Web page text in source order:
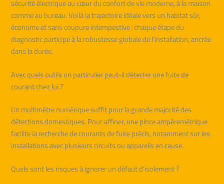
sécurité électrique au cœur du confort de vie moderne, à la maison
comme au bureau. Voilà la trajectoire idéale vers un habitat sûr,
économe et sans coupure intempestive : chaque étape du
diagnostic participe à la robustesse globale de l’installation, ancrée
dans la durée.
Avec quels outils un particulier peut-il détecter une fuite de
courant chez lui ?
Un multimètre numérique suffit pour la grande majorité des
détections domestiques. Pour affiner, une pince ampèremétrique
facilite la recherche de courants de fuite précis, notamment sur les
installations avec plusieurs circuits ou appareils en cause.
Quels sont les risques à ignorer un défaut d’isolement ?